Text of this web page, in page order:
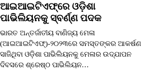
ଆଇଆଇଟିଏଫ୍‌ରେ ଓଡ଼ିଶା
ପାଭିଲିୟନକୁ ସ୍ବର୍ଣ୍ଣ ପଦକ
ଭାରତ ଅନ୍ତର୍ଜାତୀୟ ବାଣିଜ୍ୟ ମେଳା
(ଆଇଆଇଟିଏଫ୍)-୨୦୨୩ରେ ସମସ୍ତଙ୍କର ଆକର୍ଷଣ
ସାଜିଥିବା ଓଡ଼ିଶା ପାଭିଲିୟନକୁ ମେଳାର ଉଦ୍ଯାପନ
ଦିବସରେ ଶ୍ରେଷ୍ଠ ପାଭିଲିୟନ…